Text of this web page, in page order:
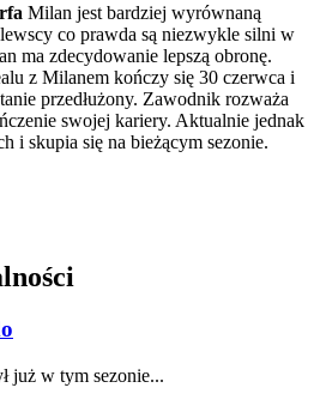
Milan jest bardziej wyrównaną
co prawda są niezwykle silni w
ma zdecydowanie lepszą obronę.
z Milanem kończy się 30 czerwca i
przedłużony. Zawodnik rozważa
swojej kariery. Aktualnie jednak
i skupia się na bieżącym sezonie.
już w tym sezonie...